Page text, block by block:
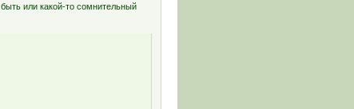
или какой-то сомнительный